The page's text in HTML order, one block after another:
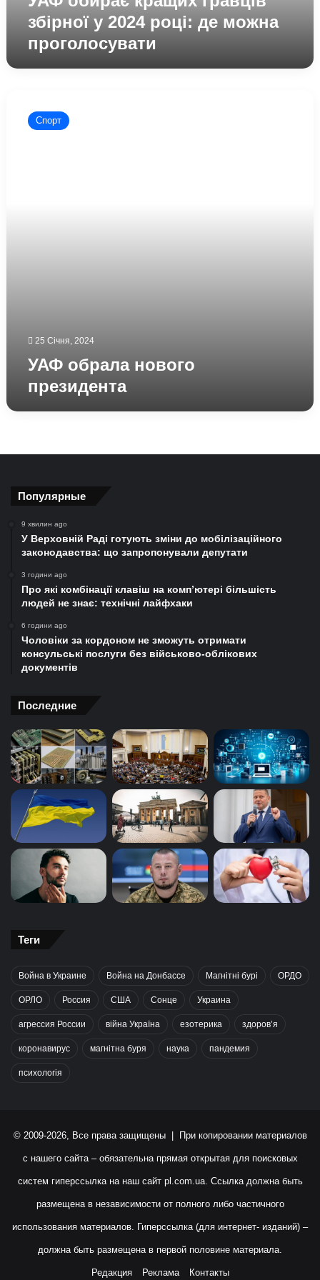
збірної у 2024 році: де можна
проголосувати
обрала
нового
Спорт
25 Січня, 2024
УАФ обрала нового
президента
Популярные
9 хвилин ago
У Верховній Раді готують зміни до мобілізаційного
законодавства: що запропонували депутати
3 години ago
Про які комбінації клавіш на комп’ютері більшість
людей не знає: технічні лайфхаки
6 години ago
Чоловіки за кордоном не зможуть отримати
консульські послуги без військово-облікових
документів
Последние
Теги
Война в Украине Война на Донбассе Магнітні бурі ОРДО
ОРЛО Россия США Сонце Украина
агрессия России війна Україна езотерика здоров’я
коронавирус магнітна буря наука пандемия
психологія
© 2009-2026, Все права защищены | При копировании материалов
с нашего сайта – обязательна прямая открытая для поисковых
систем гиперссылка на наш сайт pl.com.ua. Ссылка должна быть
размещена в независимости от полного либо частичного
использования материалов. Гиперссылка (для интернет- изданий) –
должна быть размещена в первой половине материала.
Редакция Реклама Контакты